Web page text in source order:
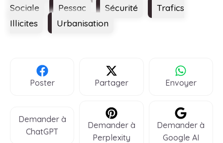
Sociale
Pessac Sécurité
Trafics
Illicites
Urbanisation
Poster Partager Envoyer
Demander à
ChatGPT
Demander à
Perplexity
Demander à
Google AI